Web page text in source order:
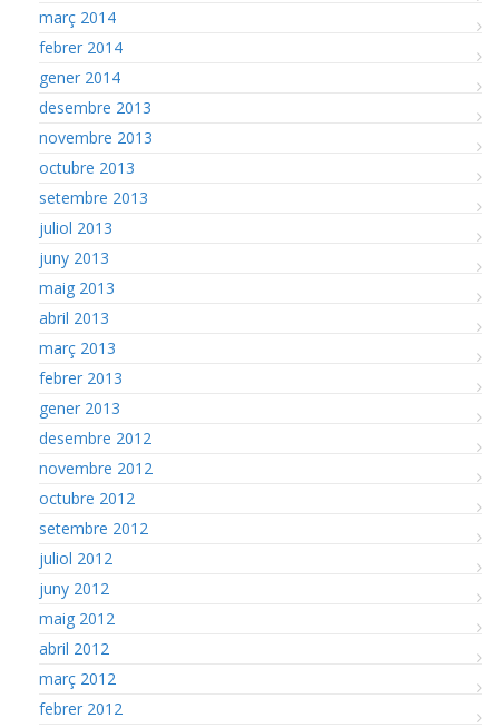
març 2014
febrer 2014
gener 2014
desembre 2013
novembre 2013
octubre 2013
setembre 2013
juliol 2013
juny 2013
maig 2013
abril 2013
març 2013
febrer 2013
gener 2013
desembre 2012
novembre 2012
octubre 2012
setembre 2012
juliol 2012
juny 2012
maig 2012
abril 2012
març 2012
febrer 2012